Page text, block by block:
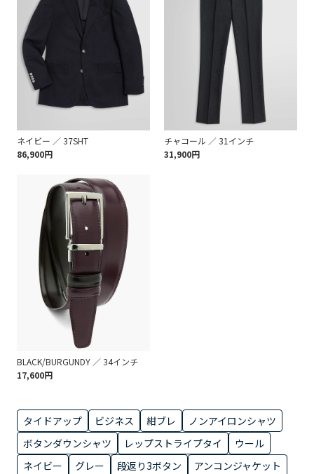
ネイビー ／ 37SHT
86,900円
チャコール ／ 31インチ
31,900円
BLACK/BURGUNDY ／ 34インチ
17,600円
タイドアップ ビジネス 紺ブレ
ノンアイロンシャツ
ボタンダウンシャツ
レップストライプタイ
ウール
ネイビー
グレー 段返り3ボタン
アンコンジャケット